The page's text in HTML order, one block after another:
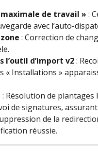
de travail » :
avec l’auto-
: Correction de
l’outil d’import v2 :
« Installations »
: Résolution de plantages
de signatures,
de la
réussie.